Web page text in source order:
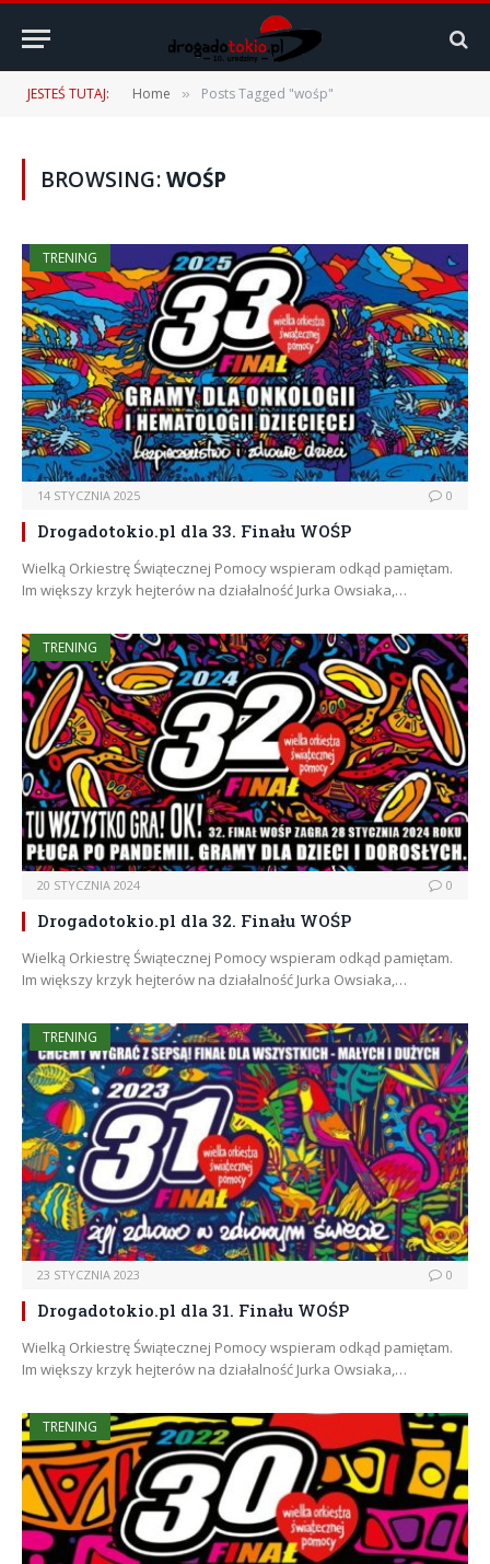
JESTEŚ TUTAJ: Home » Posts Tagged "wośp"
BROWSING:WOŚP
TRENING
14 STYCZNIA 2025 0
Drogadotokio.pl dla 33. Finału WOŚP
Wielką Orkiestrę Świątecznej Pomocy wspieram odkąd pamiętam.
Im większy krzyk hejterów na działalność Jurka Owsiaka,…
TRENING
20 STYCZNIA 2024 0
Drogadotokio.pl dla 32. Finału WOŚP
Wielką Orkiestrę Świątecznej Pomocy wspieram odkąd pamiętam.
Im większy krzyk hejterów na działalność Jurka Owsiaka,…
TRENING
23 STYCZNIA 2023 0
Drogadotokio.pl dla 31. Finału WOŚP
Wielką Orkiestrę Świątecznej Pomocy wspieram odkąd pamiętam.
Im większy krzyk hejterów na działalność Jurka Owsiaka,…
TRENING